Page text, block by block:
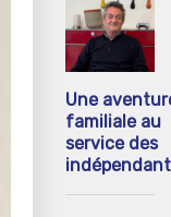
Une
familiale au
service des